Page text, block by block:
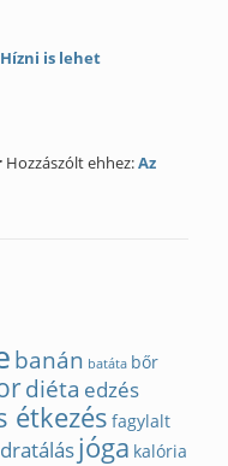
Hízni is lehet
Hozzászólt ehhez:Az
banán batáta bőr
diéta edzés
étkezés fagylalt
jóga kalória